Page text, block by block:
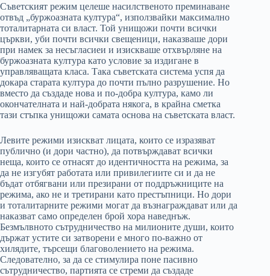
Съветският режим целеше насилственото преминаване
отвъд „буржоазната култура“, използвайки максимално
тоталитарната си власт. Той унищожи почти всички
църкви, уби почти всички свещеници, наказваше дори
при намек за несъгласиеи и изискваше отхвърляне на
буржоазната култура като условие за издигане в
управляващата класа. Така съветската система успя да
докара старата култура до почти пълно разрушение. Но
вместо да създаде нова и по-добра култура, камо ли
окончателната и най-добрата някога, в крайна сметка
тази стъпка унищожи самата основа на съветската власт.
Левите режими изискват лицата, които се изразяват
публично (и дори частно), да потвърждават всички
неща, които се отнасят до идентичността на режима, за
да не изгубят работата или привилегиите си и да не
бъдат отбягвани или презирани от поддръжниците на
режима, ако не и третирани като престъпници. Но дори
и тоталитарните режими могат да възнаграждават или да
наказват само определен брой хора наведнъж.
Безмълвното сътрудничество на милионите души, които
държат устите си затворени е много по-важно от
хилядите, търсещи благоволението на режима.
Следователно, за да се стимулира поне пасивно
сътрудничество, партията се стреми да създаде